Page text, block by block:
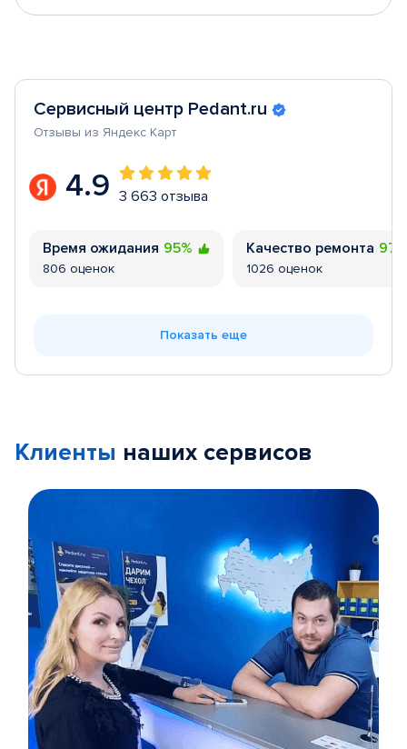
Сервисный центр Pedant.ru
Отзывы из Яндекс Карт
4.9 3 663 отзыва
Время ожидания 95%
806 оценок
Качество ремонта
1026 оценок
Показать еще
Клиенты наших сервисов